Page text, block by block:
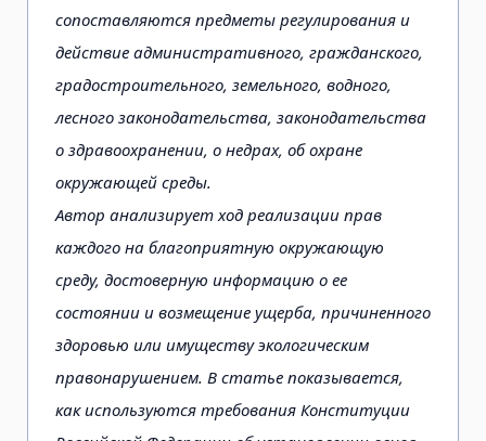
сопоставляются предметы регулиро­вания и
действие административного, гражданского,
градостроительного, земельного, водного,
лесно­го законодательства, законодательства
о здравоохранении, о недрах, об охране
окружающей среды.
Автор анализирует ход реализации прав
каждого на благоприятную окружающую
среду, достоверную информацию о ее
состоянии и возмещение ущерба, причиненного
здоровью или имуществу экологи­ческим
правонарушением. В статье показывается,
как используются требования Конституции